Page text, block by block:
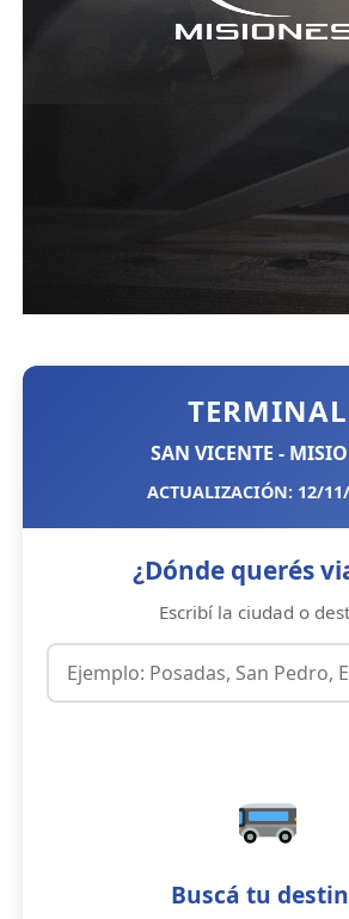
TERMINAL
SAN VICENTE -
ACTUALIZACIÓN: 12/
¿Dónde querés
Escribí la ciudad o
Buscá tu